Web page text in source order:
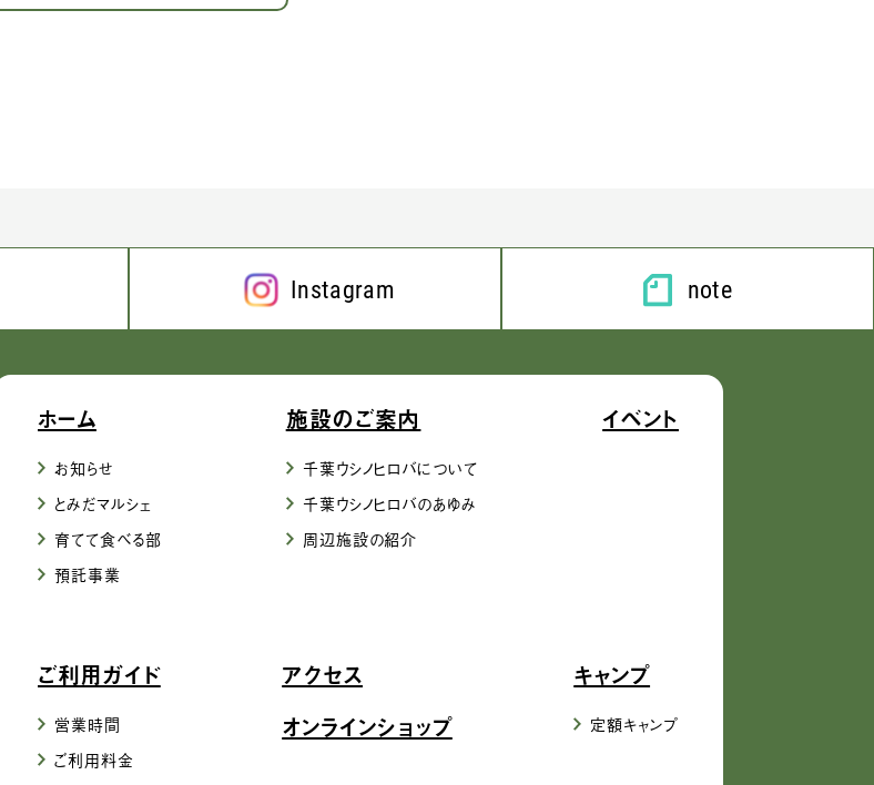
Instagram note
ホーム
お知らせ
とみだマルシェ
育てて食べる部
預託事業
施設のご案内
千葉ウシノヒロバについて
千葉ウシノヒロバのあゆみ
周辺施設の紹介
イベント
ご利用ガイド
営業時間
ご利用料金
アクセス
オンラインショップ
キャンプ
定額キャンプ